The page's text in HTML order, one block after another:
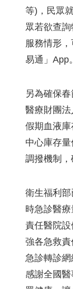
等)，民眾
眾若欲查
服務情形
易通」App。
另為確保
醫療財團
假期血液
中心庫存
調撥機制，
衛生福利
時急診醫
責任醫院
強各急救
急診轉診
感謝全國